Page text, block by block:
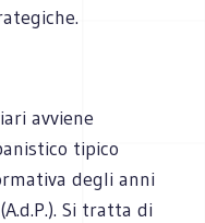
avviene
tipico
degli anni
Si tratta di